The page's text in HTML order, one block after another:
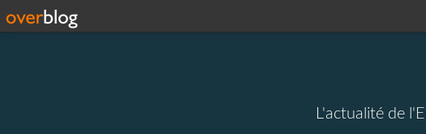
L'actualité de